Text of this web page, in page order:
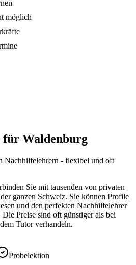
möglich
für Waldenburg
Nachhilfelehrern - flexibel und oft
Sie mit tausenden von privaten
ganzen Schweiz. Sie können Profile
und den perfekten Nachhilfelehrer
Preise sind oft günstiger als bei
Tutor verhandeln.
Probelektion